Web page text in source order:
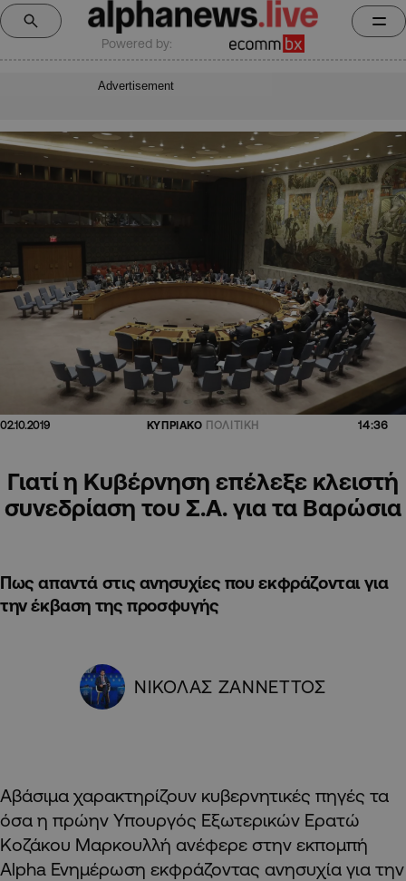
Powered by:
Advertisement
02.10.2019 ΚΥΠΡΙΑΚΟ ΠΟΛΙΤΙΚΗ 14:36
Γιατί η Κυβέρνηση επέλεξε κλειστή
συνεδρίαση του Σ.Α. για τα Βαρώσια
Πως απαντά στις ανησυχίες που εκφράζονται για
την έκβαση της προσφυγής
ΝΙΚΟΛΑΣ ΖΑΝΝΕΤΤΟΣ
Αβάσιμα χαρακτηρίζουν κυβερνητικές πηγές τα
όσα η πρώην Υπουργός Εξωτερικών Ερατώ
Κοζάκου Μαρκουλλή ανέφερε στην εκπομπή
Alpha Ενημέρωση εκφράζοντας ανησυχία για την